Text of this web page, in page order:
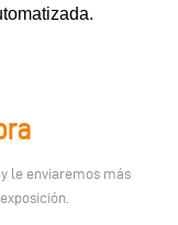
le enviaremos más